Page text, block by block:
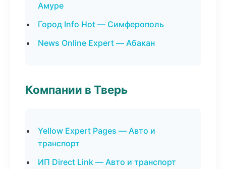
Амуре
Город Info Hot — Симферополь
News Online Expert — Абакан
Компании в Тверь
Yellow Expert Pages — Авто и
транспорт
ИП Direct Link — Авто и транспорт